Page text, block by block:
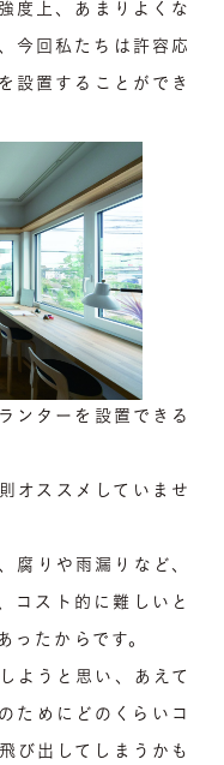
度上、あまりよくな
今回私たちは許容応
設置することができ
ンターを設置できる
オススメしていませ
腐りや雨漏りなど、
コスト的に難しいと
ったからです。
ようと思い、あえて
ためにどのくらいコ
び出してしまうかも